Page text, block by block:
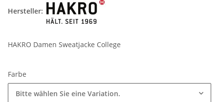
Hersteller:
HAKRO Damen Sweatjacke College
Farbe
Bitte wählen Sie eine Variation.